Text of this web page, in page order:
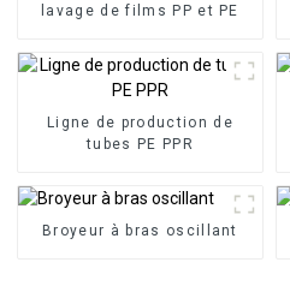
lavage de films PP et PE
Ligne de production de
tubes PE PPR
Broyeur à bras oscillant